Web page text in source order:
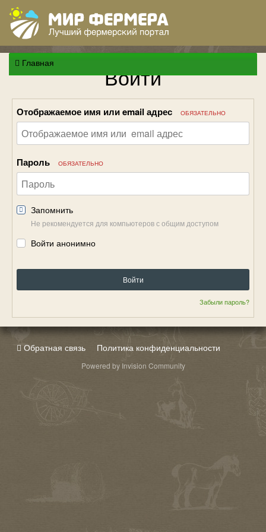
Главная Войти
Отображаемое имя или email адрес ОБЯЗАТЕЛЬНО
Пароль ОБЯЗАТЕЛЬНО
Запомнить
Не рекомендуется для компьютеров с общим доступом
Войти анонимно
Войти
Забыли пароль?
Обратная связь Политика конфиденциальности
Powered by Invision Community